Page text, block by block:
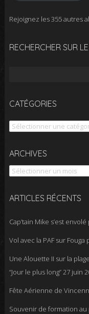
Rejoignez les 355 autres
RECHERCHER SUR
CATÉGORIES
Catégories
ARCHIVES
Archives
ARTICLES RÉCENTS
Cap’tain Mike s’est
Vol avec la PAF sur
Une Alouette II sur la
“Jour le plus long”27 juin
Fête Aérienne de
Souvenir de formation au